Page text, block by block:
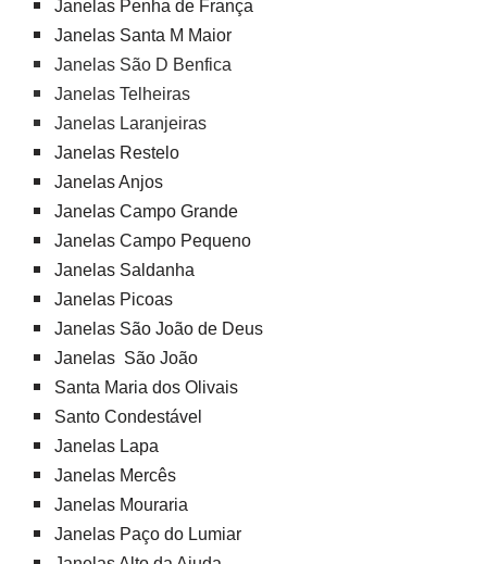
Janelas Penha de França
Janelas Santa M Maior
Janelas São D Benfica
Janelas Telheiras
Janelas Laranjeiras
Janelas Restelo
Janelas Anjos
Janelas Campo Grande
Janelas Campo Pequeno
Janelas Saldanha
Janelas Picoas
Janelas São João de Deus
Janelas São João
Santa Maria dos Olivais
Santo Condestável
Janelas Lapa
Janelas Mercês
Janelas Mouraria
Janelas Paço do Lumiar